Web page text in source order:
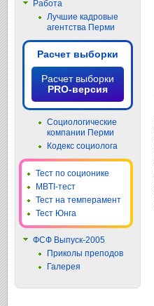
Работа
Лучшие кадровые
агентства Перми
Расчет выборки
Расчет выборки
PRO-версия
Социологические
компании Перми
Кодекс социолога
Тест по соционике
MBTI-тест
Тест на темперамент
Тест Юнга
ФСФ Выпуск-2005
Приколы преподов
Галерея